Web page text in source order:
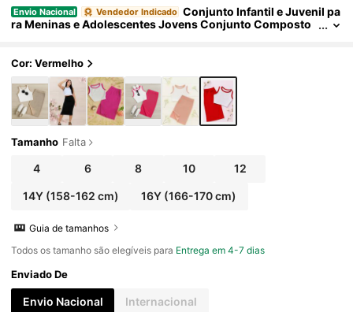
Envio Nacional Vendedor Indicado Conjunto Infantil e Juvenil pa
ra Meninas e Adolescentes Jovens Conjunto Composto
Cor: Vermelho
Tamanho Falta
4 6 8 10 12
14Y(158-162 cm) 16Y (166-170 cm)
Guia de tamanhos
Todos os tamanho são elegíveis para Entrega em 4-7 dias
Enviado De
Envio Nacional Internacional